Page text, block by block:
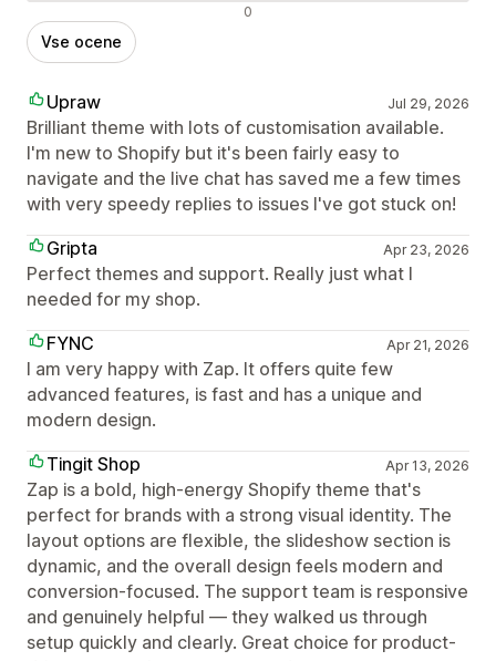
0
Vse ocene
Upraw Jul 29, 2026
Brilliant theme with lots of customisation available.
I'm new to Shopify but it's been fairly easy to
navigate and the live chat has saved me a few times
with very speedy replies to issues I've got stuck on!
Gripta
Apr 23, 2026
Perfect themes and support. Really just what I
needed for my shop.
FYNC
Apr 21, 2026
I am very happy with Zap. It offers quite few
advanced features, is fast and has a unique and
modern design.
Tingit Shop
Apr 13, 2026
Zap is a bold, high-energy Shopify theme that's
perfect for brands with a strong visual identity. The
layout options are flexible, the slideshow section is
dynamic, and the overall design feels modern and
conversion-focused. The support team is responsive
and genuinely helpful — they walked us through
setup quickly and clearly. Great choice for product-